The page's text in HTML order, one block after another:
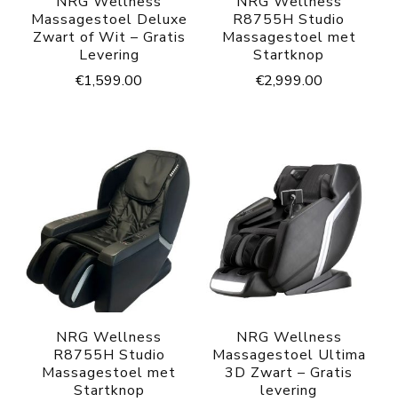
Massagestoel Deluxe
Zwart of Wit – Gratis
Levering
€1,599.00
R8755H Studio
Massagestoel met
Startknop
€2,999.00
NRG Wellness
R8755H Studio
Massagestoel met
Startknop
NRG Wellness
Massagestoel Ultima
3D Zwart – Gratis
levering